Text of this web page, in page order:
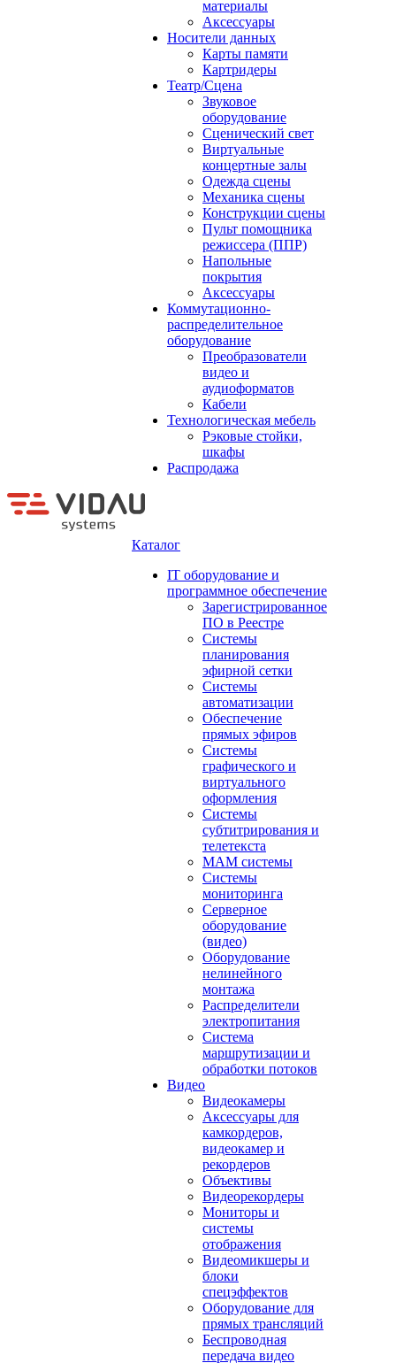
материалы
Аксессуары
Носители данных
Карты памяти
Картридеры
Театр/Сцена
Звуковое
оборудование
Сценический свет
Виртуальные
концертные залы
Одежда сцены
Механика сцены
Конструкции сцены
Пульт помощника
режиссера (ППР)
Напольные
покрытия
Аксессуары
Коммутационно-
распределительное
оборудование
Преобразователи
видео и
аудиоформатов
Кабели
Технологическая мебель
Рэковые стойки,
шкафы
Распродажа
Каталог
IT оборудование и
программное обеспечение
Зарегистрированное
ПО в Реестре
Системы
планирования
эфирной сетки
Системы
автоматизации
Обеспечение
прямых эфиров
Системы
графического и
виртуального
оформления
Системы
субтитрирования и
телетекста
MAM системы
Системы
мониторинга
Серверное
оборудование
(видео)
Оборудование
нелинейного
монтажа
Распределители
электропитания
Система
маршрутизации и
обработки потоков
Видео
Видеокамеры
Аксессуары для
камкордеров,
видеокамер и
рекордеров
Объективы
Видеорекордеры
Мониторы и
системы
отображения
Видеомикшеры и
блоки
спецэффектов
Оборудование для
прямых трансляций
Беспроводная
передача видео